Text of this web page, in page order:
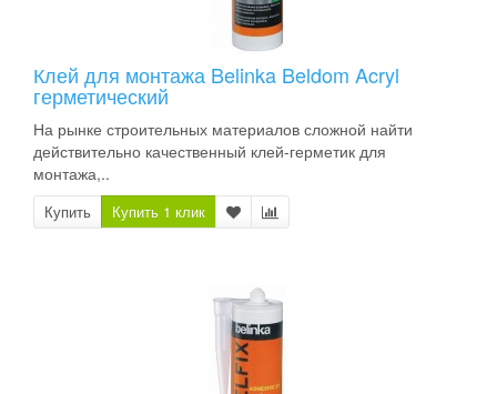
Клей для монтажа Belinka Beldom Acryl
герметический
На рынке строительных материалов сложной найти
действительно качественный клей-герметик для
монтажа,..
Купить Купить 1 клик